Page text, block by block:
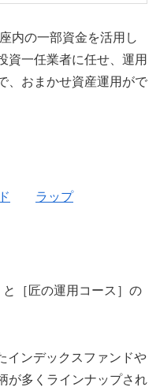
内の一部資金を活用し
資一任業者に任せ、運用
、おまかせ資産運用がで
ラップ
［匠の運用コース］の
インデックスファンドや
が多くラインナップされ